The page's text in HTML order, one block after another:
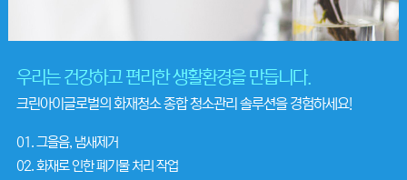
우리는 건강하고 편리한 생활환경을 만듭니다.
크린아이글로벌의 화재청소 종합 청소관리 솔루션을 경험하세요!
01. 그을음, 냄새제거
02. 화재로 인한 폐기물 처리 작업